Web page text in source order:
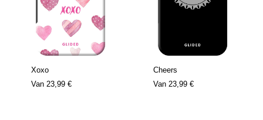
Xoxo
Van 23,99 €
Cheers
Van 23,99 €